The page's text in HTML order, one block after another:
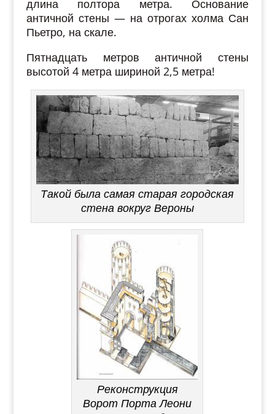
длина полтора метра. Основание
античной стены — на отрогах холма Сан
Пьетро, на скале.
Пятнадцать метров античной стены
высотой 4 метра шириной 2,5 метра!
Такой была самая старая городская
стена вокруг Вероны
Реконструкция
Ворот Порта Леони